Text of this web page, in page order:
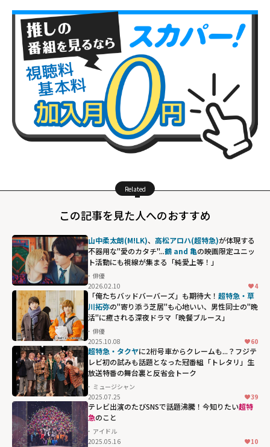
Related
この記事を見た人へのおすすめ
鶴 and 亀の映画
限定ユニット活
動にも視線が集
まる「純愛上
等！」"
width="304"
height="203"
loading="lazy"
fetchpriority="h
igh">
山中柔太朗(M!LK)、 高松アロハ(超特急)が体現する
不器用な"愛のカタチ"...鶴 and 亀の映画限定ユニッ
ト活動にも視線が集まる「純愛上等！」
俳優
2026.02.10
4
「俺たちバッドバーバーズ」も期待大！ 超特急・草
川拓弥の"寄り添う芝居"も心地いい、男性同士の"晩
活"に癒される深夜ドラマ「晩餐ブルース」
俳優
2025.10.08
60
超特急・タクヤに2桁号車からクレームも...？フジテ
レビ初の試みも話題となった冠番組「トレタリ」生
放送特番の舞台裏と反省会トーク
ミュージシャン
2025.07.25
39
テレビ出演のたびSNSで話題沸騰！今知りたい超特
急のこと
アイドル
2025.05.16
10